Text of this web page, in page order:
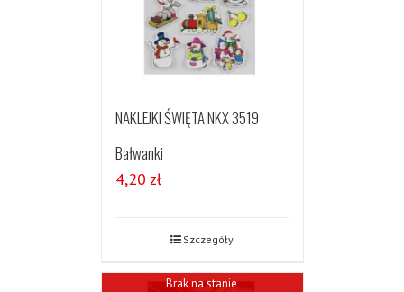
NAKLEJKI ŚWIĘTA NKX 3519
Bałwanki
4,20 zł
Szczegóły
Brak na stanie